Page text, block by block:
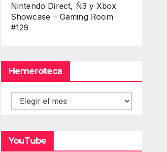
Nintendo Direct, Ñ3 y Xbox
Showcase – Gaming Room
#129
Hemeroteca
Hemeroteca
YouTube